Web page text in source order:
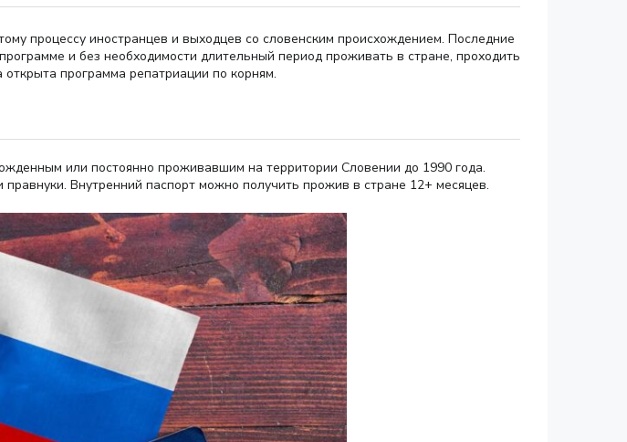
процессу иностранцев и выходцев со словенским происхождением. Последние
и без необходимости длительный период проживать в стране, проходить
программа репатриации по корням.
или постоянно проживавшим на территории Словении до 1990 года.
Внутренний паспорт можно получить прожив в стране 12+ месяцев.